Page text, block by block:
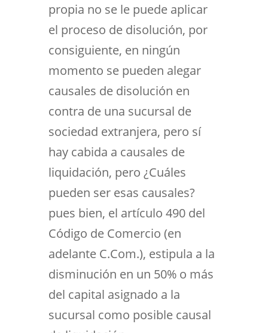
propia no se le puede aplicar
el proceso de disolución, por
consiguiente, en ningún
momento se pueden alegar
causales de disolución en
contra de una sucursal de
sociedad extranjera, pero sí
hay cabida a causales de
liquidación, pero ¿Cuáles
pueden ser esas causales?
pues bien, el artículo 490 del
Código de Comercio (en
adelante C.Com.), estipula a la
disminución en un 50% o más
del capital asignado a la
sucursal como posible causal